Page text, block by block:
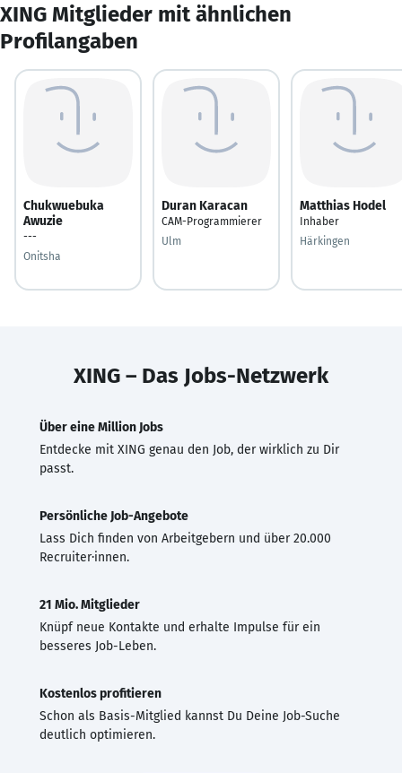
XING Mitglieder mit ähnlichen
Profilangaben
Chukwuebuka
Awuzie
---
Onitsha
Duran Karacan
CAM-Programmierer
Ulm
Matthias Hodel
Inhaber
Härkingen
XING – Das Jobs-Netzwerk
Über eine Million Jobs
Entdecke mit XING genau den Job, der wirklich zu Dir
passt.
Persönliche Job-Angebote
Lass Dich finden von Arbeitgebern und über 20.000
Recruiter·innen.
21 Mio. Mitglieder
Knüpf neue Kontakte und erhalte Impulse für ein
besseres Job-Leben.
Kostenlos profitieren
Schon als Basis-Mitglied kannst Du Deine Job-Suche
deutlich optimieren.